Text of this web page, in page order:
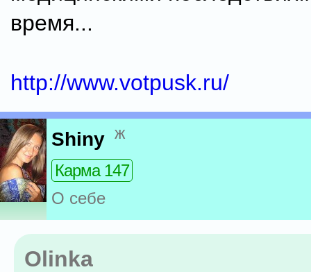
время...
http://www.votpusk.ru/
Shiny ж
Карма 147
О себе
Olinka